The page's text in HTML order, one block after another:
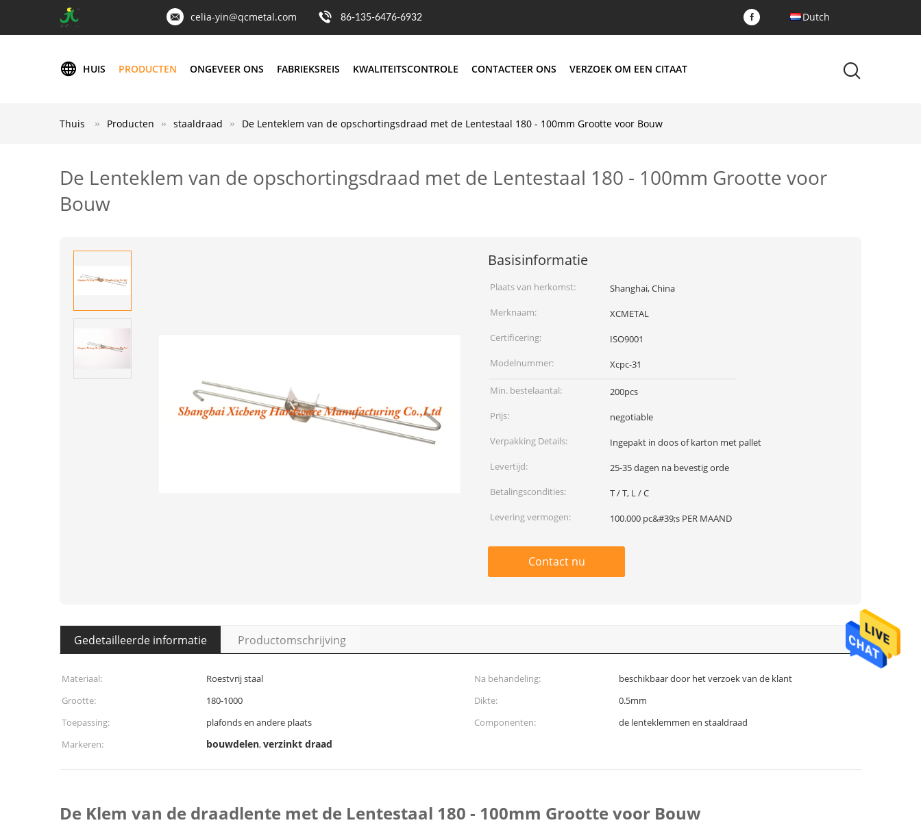
celia-yin@qcmetal.com 86-135-6476-6932 Dutch
HUIS PRODUCTEN ONGEVEER ONS FABRIEKSREIS KWALITEITSCONTROLE CONTACTEER ONS VERZOEK OM EEN CITAAT
Thuis Producten staaldraad De Lenteklem van de opschortingsdraad met de Lentestaal 180 - 100mm Grootte voor Bouw
De Lenteklem van de opschortingsdraad met de Lentestaal 180 - 100mm Grootte voor
Bouw
Basisinformatie
Plaats van herkomst:
Shanghai, China
Merknaam:
XCMETAL
Certificering:
ISO9001
Modelnummer:
Xcpc-31
Min. bestelaantal:
200pcs
Prijs:
negotiable
Verpakking Details:
Ingepakt in doos of karton met pallet
Levertijd:
25-35 dagen na bevestig orde
Betalingscondities:
T / T, L / C
Levering vermogen:
100.000 pc&#39;s PER MAAND
Contact nu
Gedetailleerde informatie Productomschrijving
Materiaal: Roestvrij staal Na behandeling:
beschikbaar door het verzoek van de klant
Grootte:
180-1000 Dikte:
0.5mm
Toepassing:
plafonds en andere plaats Componenten:
de lenteklemmen en staaldraad
Markeren:
bouwdelen,verzinkt draad
De Klem van de draadlente met de Lentestaal 180 - 100mm Grootte voor Bouw